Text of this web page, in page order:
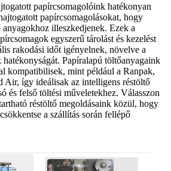
papírcsomagolóink ​​hatékonyan
papírcsomagolásokat, hogy
illeszkedjenek. Ezek a
egyszerű tárolást és kezelést
rakodási időt igényelnek, növelve a
hatékonyságát. Papíralapú töltőanyagaink
kompatibilisek, mint például a Ranpak,
Air, így ideálisak az intelligens réstöltő
és felső töltési műveletekhez. Válasszon
réstöltő megoldásaink közül, hogy
a szállítás során fellépő